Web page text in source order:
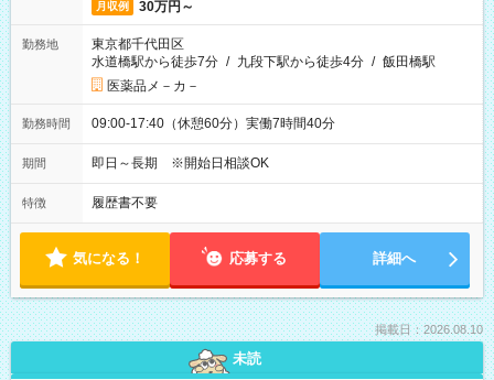
月収例 30万円～
勤務地
東京都千代田区
水道橋駅から徒歩7分 / 九段下駅から徒歩4分 / 飯田橋駅
医薬品メ－カ－
勤務時間 09:00-17:40（休憩60分）実働7時間40分
期間 即日～長期 ※開始日相談OK
特徴 履歴書不要
気になる！ 応募する 詳細へ
掲載日：2026.08.10
未読